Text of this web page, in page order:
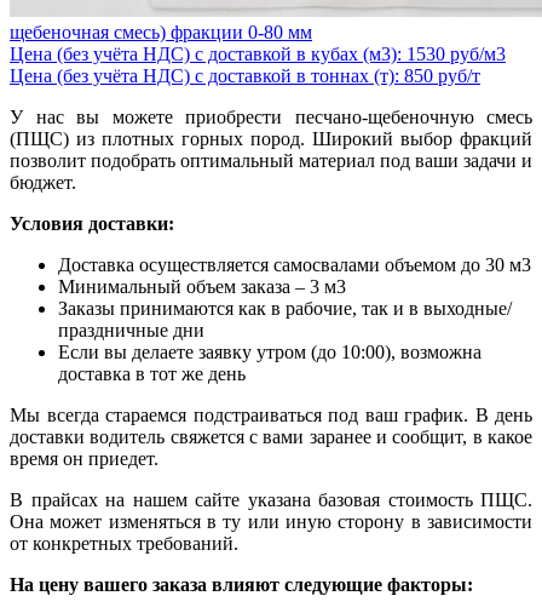
щебеночная смесь) фракции 0-80 мм
Цена (без учёта НДС) с доставкой в кубах (м3): 1530 руб/м3
Цена (без учёта НДС) с доставкой в тоннах (т): 850 руб/т
У нас вы можете приобрести песчано-щебеночную смесь
(ПЩС) из плотных горных пород. Широкий выбор фракций
позволит подобрать оптимальный материал под ваши задачи и
бюджет.
Условия доставки:
Доставка осуществляется самосвалами объемом до 30 м3
Минимальный объем заказа – 3 м3
Заказы принимаются как в рабочие, так и в выходные/
праздничные дни
Если вы делаете заявку утром (до 10:00), возможна
доставка в тот же день
Мы всегда стараемся подстраиваться под ваш график. В день
доставки водитель свяжется с вами заранее и сообщит, в какое
время он приедет.
В прайсах на нашем сайте указана базовая стоимость ПЩС.
Она может изменяться в ту или иную сторону в зависимости
от конкретных требований.
На цену вашего заказа влияют следующие факторы: